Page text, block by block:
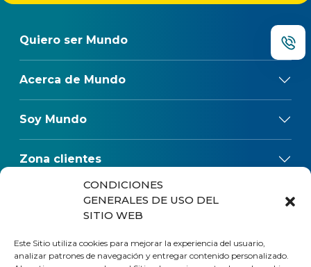
CONDICIONES
GENERALES DE USO DEL
SITIO WEB
Este Sitio utiliza cookies para mejorar la experiencia del usuario,
analizar patrones de navegación y entregar contenido personalizado.
Quiero ser Mundo
Acerca de Mundo
Soy Mundo
Zona clientes
Regulaciones